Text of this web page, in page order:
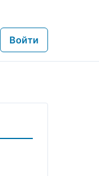
Войти